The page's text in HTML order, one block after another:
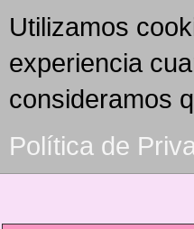
Utilizamos
experiencia
consideramos
Política de